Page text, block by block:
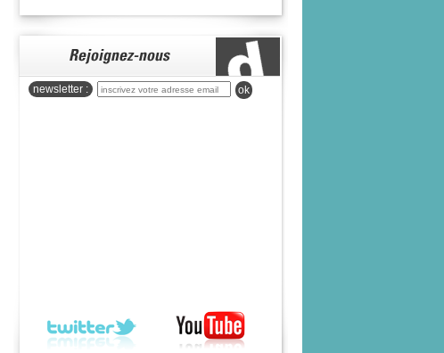
newsletter : ok